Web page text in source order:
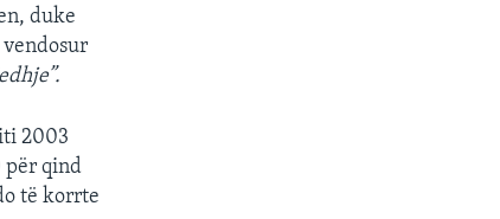
duke
2003
për qind
të korrte